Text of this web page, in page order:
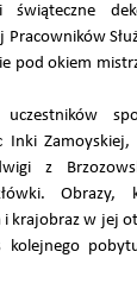
świąteczne
Pracowników
pod okiem
Inki Zamoyskiej,
z
Obrazy,
krajobraz w jej
kolejnego